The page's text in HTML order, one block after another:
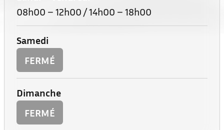
08h00 – 12h00 / 14h00 – 18h00
Samedi
FERMÉ
Dimanche
FERMÉ